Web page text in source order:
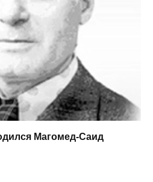
Магомед‑Саид